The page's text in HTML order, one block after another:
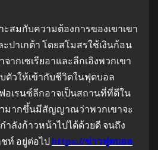
ะสมกับความต้องการของเขาเขา
ปาเกต้า โดยสโมสรใช้เงินก้อน
ากเซเรียอาและลีกเอิงพวกเขา
ตัวให้เข้ากับชีวิตในฟุตบอล
อเรนซ์ลีกอาจเป็นสถานที่ที่ดีใน
ามากขึ้นมีสัญญาณว่าพวกเขาจะ
าลังก้าวหน้าไปได้ด้วยดี จนถึง
ท์ อยู่ต่อไป https://ข่าวฟุตบอล